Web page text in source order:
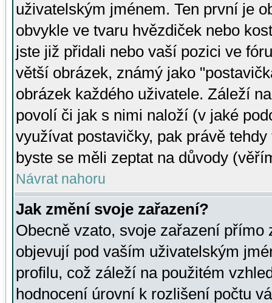
uživatelským jménem. Ten první je
obvykle ve tvaru hvězdiček nebo
jste již přidali nebo vaší pozici ve
větší obrázek, známý jako
obrázek každého uživatele. Záleží
povolí či jak s nimi naloží (v jaké
využívat postavičky, pak právě
byste se měli zeptat na důvody
Návrat nahoru
Jak změní svoje zařazení?
Obecně vzato, svoje zařazení přímo
objevují pod vaším uživatelským
profilu, což záleží na použitém
hodnocení úrovní k rozlišení počtu